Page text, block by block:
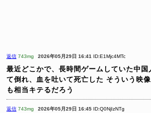
返信 743mg 2026年05月29日 16:41 ID:E1Mjc4MTc
最近どこかで、長時間ゲームしていた中国
て倒れ、血を吐いて死亡した そういう映
も相当キテるだろう
返信 743mg 2026年05月29日 16:45 ID:Q0NjIzNTg